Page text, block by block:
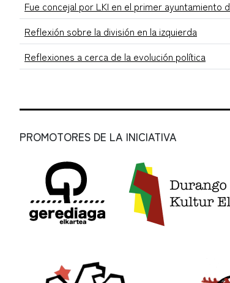
Fue concejal por LKI en el primer
Reflexión sobre la división en la izquierda
Reflexiones a cerca de la evolución política
PROMOTORES DE LA INICIATIVA